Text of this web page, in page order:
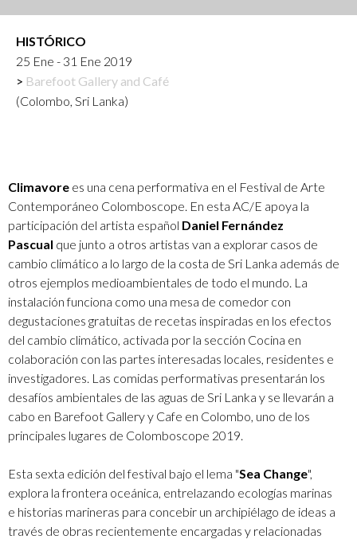
HISTÓRICO
25 Ene - 31 Ene 2019
Barefoot Gallery and Café
(Colombo, Sri Lanka)
Climavore es una cena performativa en el Festival de Arte
Contemporáneo Colomboscope. En esta AC/E apoya la
participación del artista español Daniel Fernández
Pascual que junto a otros artistas van a explorar casos de
cambio climático a lo largo de la costa de Sri Lanka además de
otros ejemplos medioambientales de todo el mundo. La
instalación funciona como una mesa de comedor con
degustaciones gratuitas de recetas inspiradas en los efectos
del cambio climático, activada por la sección Cocina en
colaboración con las partes interesadas locales, residentes e
investigadores. Las comidas performativas presentarán los
desafíos ambientales de las aguas de Sri Lanka y se llevarán a
cabo en Barefoot Gallery y Cafe en Colombo, uno de los
principales lugares de Colomboscope 2019.
Esta sexta edición del festival bajo el lema "Sea Change",
explora la frontera oceánica, entrelazando ecologías marinas
e historias marineras para concebir un archipiélago de ideas a
través de obras recientemente encargadas y relacionadas